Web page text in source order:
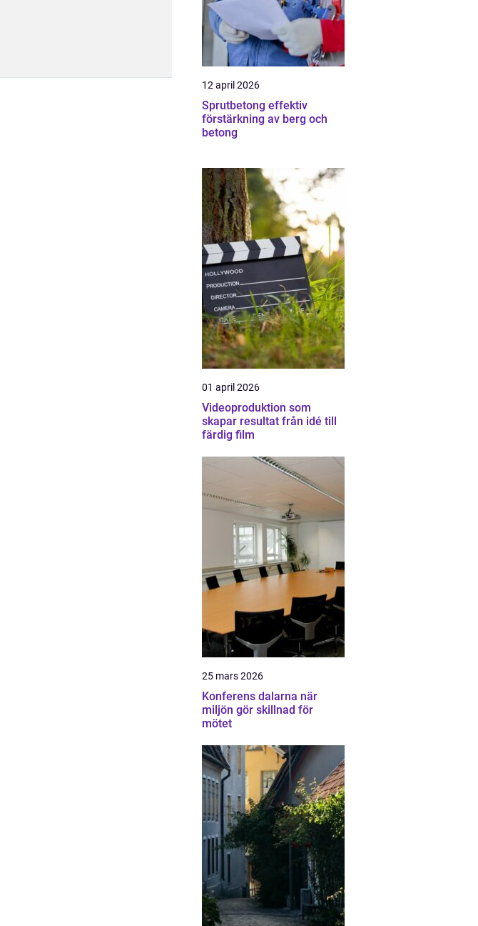
12 april 2026
Sprutbetong effektiv
förstärkning av berg och
betong
01 april 2026
Videoproduktion som
skapar resultat från idé till
färdig film
25 mars 2026
Konferens dalarna när
miljön gör skillnad för
mötet